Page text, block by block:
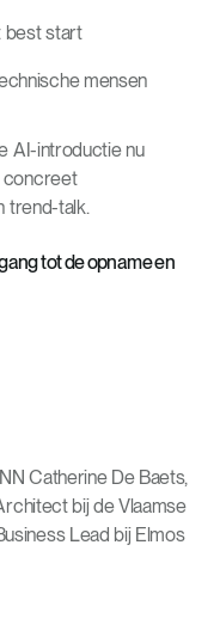
best start
mensen
AI-introductie nu
concreet
trend-talk.
tot de opname en
Catherine De Baets,
bij de Vlaamse
Lead bij Elmos